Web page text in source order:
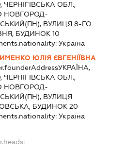
ЧЕРНІГІВСЬКА ОБЛ.,
НОВГОРОД-
ВУЛИЦЯ 8-ГО
БУДИНОК 10
Україна
ЮЛІЯ ЄВГЕНІЇВНА
УКРАЇНА,
ЧЕРНІГІВСЬКА ОБЛ.,
НОВГОРОД-
ВУЛИЦЯ
БУДИНОК 20
Україна